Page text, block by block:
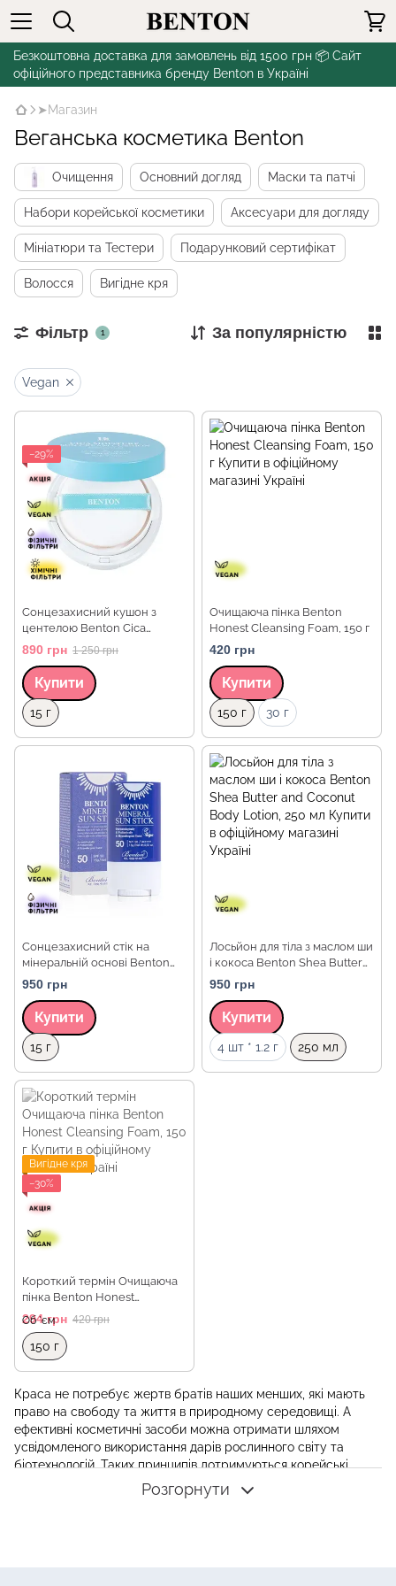
Безкоштовна доставка для замовлень від 1500 грн 📦 Сайт
офіційного представника бренду Benton в Україні
➤Магазин
Веганська косметика Benton
Очищення Основний догляд Маски та патчі
Набори корейської косметики Аксесуари для догляду
Мініатюри та Тестери Подарунковий сертифікат
Волосся Вигідне кря
Фільтр 1 За популярністю
Vegan
−29%
Сонцезахисний кушон з
центелою Benton Cica
Moisture Sun Cream Cushion
SPF50/PA++++, 15 г
890 грн 1 250 грн
Купити
Об `єм
15 г
Очищаюча пінка Benton
Honest Cleansing Foam, 150 г
420 грн
Купити
Об `єм
150 г 30 г
Сонцезахисний стік на
мінеральній основі Benton
Mineral Sun Stick
SPF50+/PA++++ , 15 г
950 грн
Купити
Об `єм
15 г
Лосьйон для тіла з маслом ши
і кокоса Benton Shea Butter
and Coconut Body Lotion, 250
950 грн
Купити
Об `єм
4 шт * 1.2 г 250 мл
Вигідне кря
−30%
Короткий термін Очищаюча
пінка Benton Honest
Cleansing Foam, 150 г
294 грн 420 грн
Об `єм
150 г
Краса не потребує жертв братів наших менших, які мають
право на свободу та життя в природному середовищі. А
ефективні косметичні засоби можна отримати шляхом
усвідомленого використання дарів рослинного світу та
біотехнологій. Таких принципів дотримуються корейські
виробники, що випускають лінійки веганської косметики. Ці
продукти з кожним роком набувають все більшої
Розгорнути